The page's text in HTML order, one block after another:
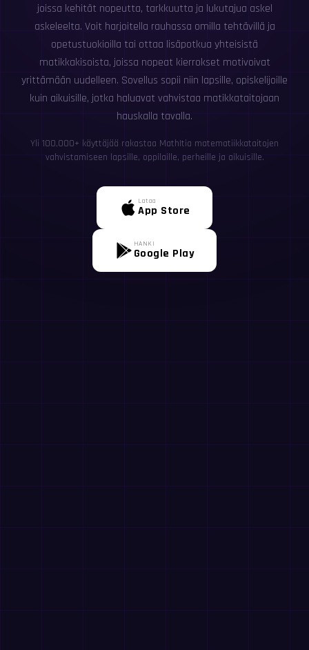
joissa kehität nopeutta, tarkkuutta ja lukutajua askel
askeleelta. Voit harjoitella rauhassa omilla tehtävillä ja
opetustuokioilla tai ottaa lisäpotkua yhteisistä
matikkakisoista, joissa nopeat kierrokset motivoivat
yrittämään uudelleen. Sovellus sopii niin lapsille, opiskelijoille
kuin aikuisille, jotka haluavat vahvistaa matikkataitojaan
hauskalla tavalla.
Yli 100,000+ käyttäjää rakastaa MathItia matematiikkataitojen
vahvistamiseen lapsille, oppilaille, perheille ja aikuisille.
Lataa
App Store
HANKI
Google Play